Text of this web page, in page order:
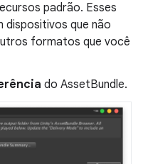
padrão. Esses
dispositivos que não
formatos que você
do AssetBundle.